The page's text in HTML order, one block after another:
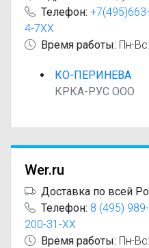
Телефон:
4-7XX
Время работы: Пн-
КО-ПЕРИНЕВА
КРКА-РУС ООО
Wer.ru
Доставка по всей
Телефон: 8 (495)
200-31-XX
Время работы: Пн-